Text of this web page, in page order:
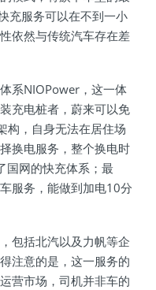
充服务可以在不到一小
依然与传统汽车存在差
系NIOPower，这一体
充电桩者，蔚来可以免
构，自身无法在居住场
换电服务，整个换电时
国网的快充体系；最
服务，能做到加电10分
包括北汽以及力帆等企
注意的是，这一服务的
营市场，司机并非车的